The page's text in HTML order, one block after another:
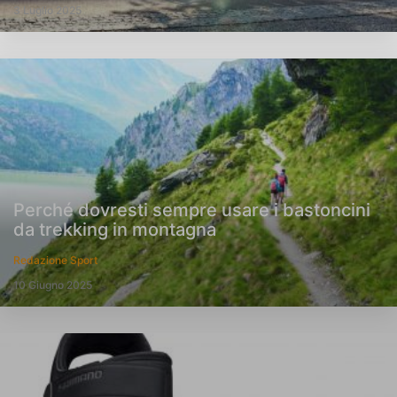
3 Luglio 2025
Perché dovresti sempre usare i bastoncini
da trekking in montagna
Redazione Sport
10 Giugno 2025